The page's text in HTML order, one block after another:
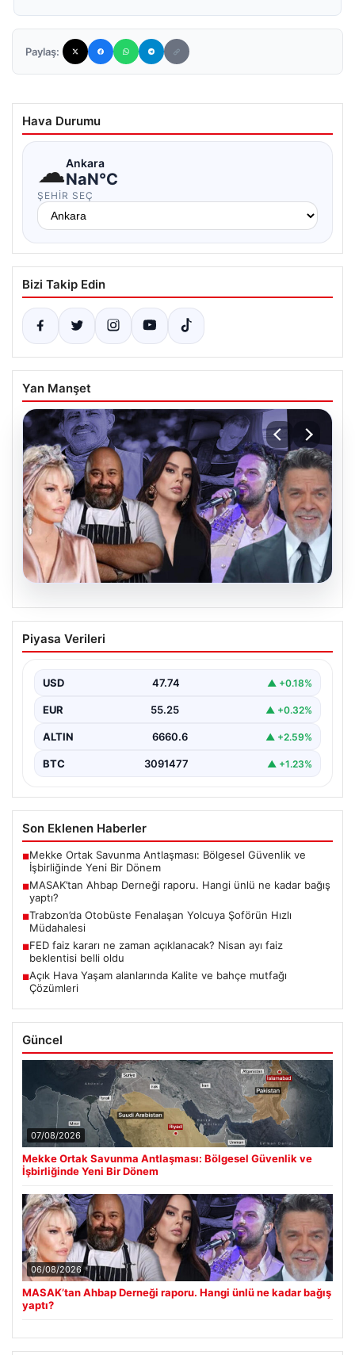
Paylaş:
Hava Durumu
☁Ankara
NaN°C
ŞEHIR SEÇ
Bizi Takip Edin
Yan Manşet
06.08.2026
MASAK’tan Ahbap Derneği raporu.
Hangi ünlü ne kadar bağış yaptı?
Bağışları ve Paranın Akibeti", "content": "Son dönemde
kamuoyunun…
Piyasa Verileri
USD 47.74 ▲ +0.18%
EUR 55.25 ▲ +0.32%
ALTIN 6660.6 ▲ +2.59%
BTC 3091477 ▲ +1.23%
Son Eklenen Haberler
■Mekke Ortak Savunma Antlaşması: Bölgesel Güvenlik ve
İşbirliğinde Yeni Bir Dönem
■MASAK’tan Ahbap Derneği raporu. Hangi ünlü ne kadar bağış
yaptı?
■Trabzon’da Otobüste Fenalaşan Yolcuya Şoförün Hızlı
Müdahalesi
■FED faiz kararı ne zaman açıklanacak? Nisan ayı faiz
beklentisi belli oldu
■Açık Hava Yaşam alanlarında Kalite ve bahçe mutfağı
Çözümleri
Güncel
07/08/2026
Mekke Ortak Savunma Antlaşması: Bölgesel Güvenlik ve
İşbirliğinde Yeni Bir Dönem
06/08/2026
MASAK’tan Ahbap Derneği raporu. Hangi ünlü ne kadar bağış
yaptı?